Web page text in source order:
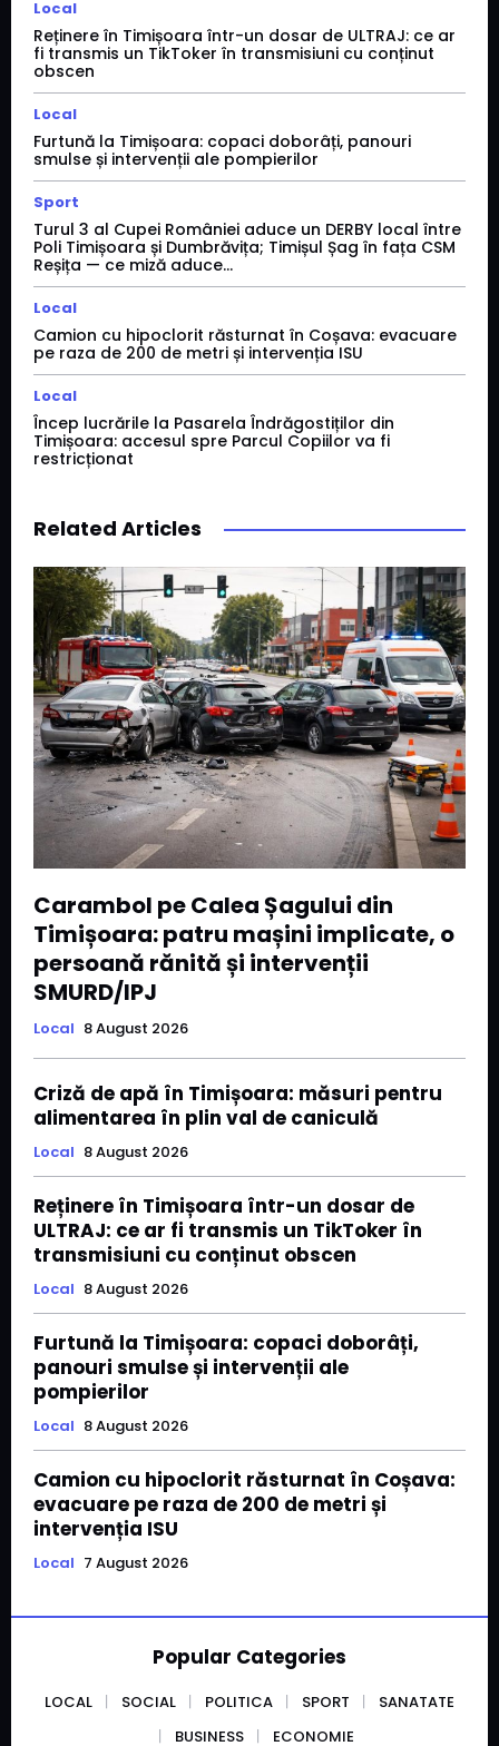
Local
Reținere în Timișoara într-un dosar de ULTRAJ: ce ar
fi transmis un TikToker în transmisiuni cu conținut
obscen
Local
Furtună la Timișoara: copaci doborâți, panouri
smulse și intervenții ale pompierilor
Sport
Turul 3 al Cupei României aduce un DERBY local între
Poli Timișoara și Dumbrăvița; Timișul Șag în fața CSM
Reșița — ce miză aduce...
Local
Camion cu hipoclorit răsturnat în Coșava: evacuare
pe raza de 200 de metri și intervenția ISU
Local
Încep lucrările la Pasarela Îndrăgostiților din
Timișoara: accesul spre Parcul Copiilor va fi
restricționat
Related Articles
Carambol pe Calea Șagului din
Timișoara: patru mașini implicate, o
persoană rănită și intervenții
SMURD/IPJ
Local 8 August 2026
Criză de apă în Timișoara: măsuri pentru
alimentarea în plin val de caniculă
Local 8 August 2026
Reținere în Timișoara într-un dosar de
ULTRAJ: ce ar fi transmis un TikToker în
transmisiuni cu conținut obscen
Local 8 August 2026
Furtună la Timișoara: copaci doborâți,
panouri smulse și intervenții ale
pompierilor
Local 8 August 2026
Camion cu hipoclorit răsturnat în Coșava:
evacuare pe raza de 200 de metri și
intervenția ISU
Local 7 August 2026
Popular Categories
LOCAL SOCIAL POLITICA SPORT
SANATATE
BUSINESS
ECONOMIE